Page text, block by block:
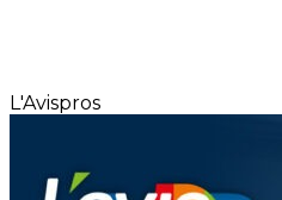
L'Avispros